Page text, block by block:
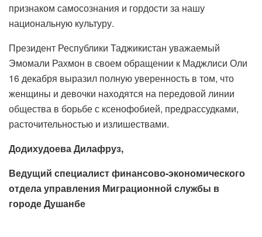
признаком самосознания и гордости за нашу
национальную культуру.
Президент Республики Таджикистан уважаемый
Эмомали Рахмон в своем обращении к Маджлиси Оли
16 декабря выразил полную уверенность в том, что
женщины и девочки находятся на передовой линии
общества в борьбе с ксенофобией, предрассудками,
расточительностью и излишествами.
Додихудоева Дилафруз,
Ведущий специалист финансово-экономического
отдела управления Миграционной службы в
городе Душанбе